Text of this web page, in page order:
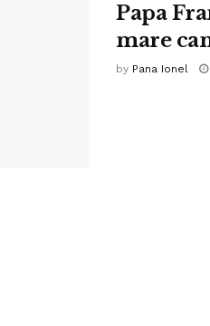
Papa
mare
by Pana Ionel